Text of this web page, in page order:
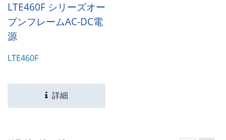
LTE460F シリーズオー
プンフレームAC-DC電
源
LTE460F
詳細